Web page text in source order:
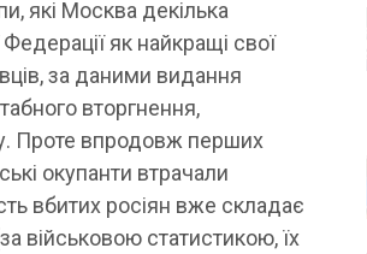
які Москва декілька
як найкращі свої
за даними видання
вторгнення,
Проте впродовж перших
окупанти втрачали
вбитих росіян вже складає
військовою статистикою, їх